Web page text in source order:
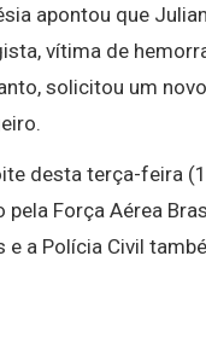
apontou que
vítima de
solicitou um
desta terça-feira
Força Aérea
e a Polícia Civil